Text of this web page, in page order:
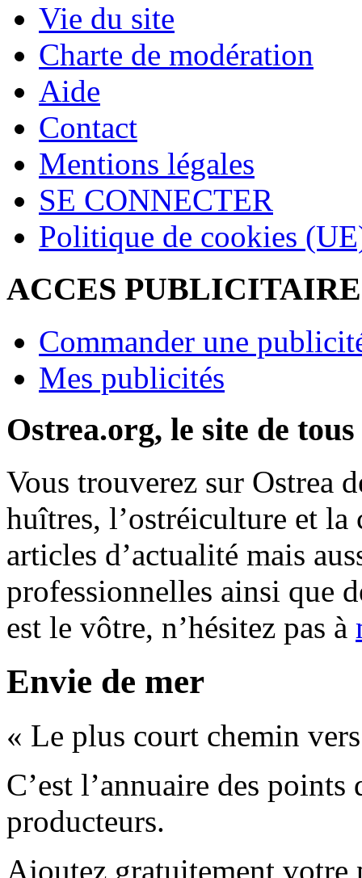
Vie du site
Charte de modération
Aide
Contact
Mentions légales
SE CONNECTER
Politique de cookies
ACCES
Commander une
Mes publicités
Ostrea.org, le site de
Vous trouverez sur Ostrea
huîtres, l’ostréiculture et
articles d’actualité mais
professionnelles ainsi que
est le vôtre, n’hésitez pas à
Envie de mer
« Le plus court chemin
C’est l’annuaire des
producteurs.
Ajoutez gratuitement votre